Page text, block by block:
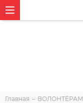
Главная ВОЛОНТЁРАМ